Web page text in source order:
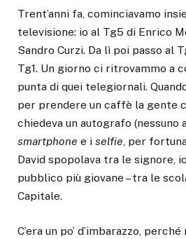
Trent’anni fa, cominciavamo
televisione: io al Tg5 di Enrico
Sandro Curzi. Da lì poi passo al
Tg1. Un giorno ci ritrovammo a
punta di quei telegiornali.
per prendere un caffè la gente
chiedeva un autografo (nessuno
smartphone e i selfie, per
David spopolava tra le signore,
pubblico più giovane – tra le
Capitale.
C’era un po’ d’imbarazzo,